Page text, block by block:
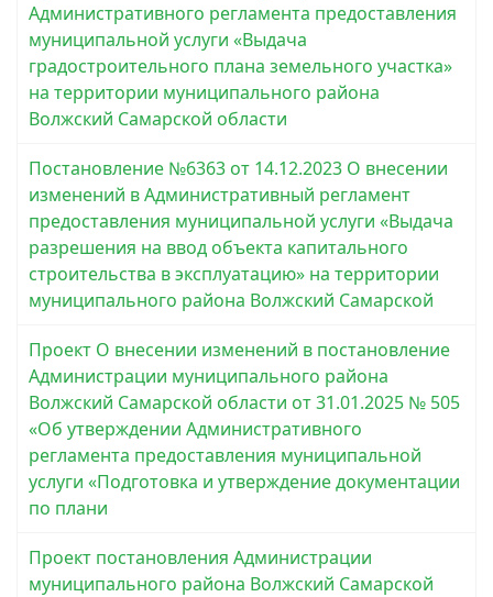
Административного регламента предоставления
муниципальной услуги «Выдача
градостроительного плана земельного участка»
на территории муниципального района
Волжский Самарской области
Постановление №6363 от 14.12.2023 О внесении
изменений в Административный регламент
предоставления муниципальной услуги «Выдача
разрешения на ввод объекта капитального
строительства в эксплуатацию» на территории
муниципального района Волжский Самарской
Проект О внесении изменений в постановление
Администрации муниципального района
Волжский Самарской области от 31.01.2025 № 505
«Об утверждении Административного
регламента предоставления муниципальной
услуги «Подготовка и утверждение документации
по плани
Проект постановления Администрации
муниципального района Волжский Самарской